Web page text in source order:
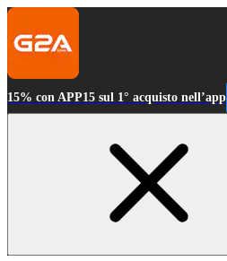
15% con APP15 sul 1° acquisto nell’app